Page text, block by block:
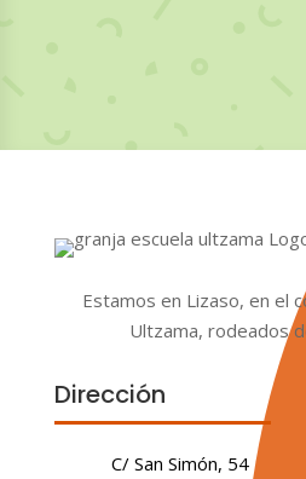
Estamos en Lizaso, en el
Ultzama, rodeados
Dirección
C/ San Simón, 54